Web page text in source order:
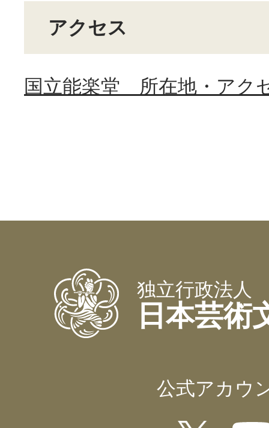
アクセス
国立能楽堂 所在地・アク
独立行政法人
日本芸術
公式アカウ